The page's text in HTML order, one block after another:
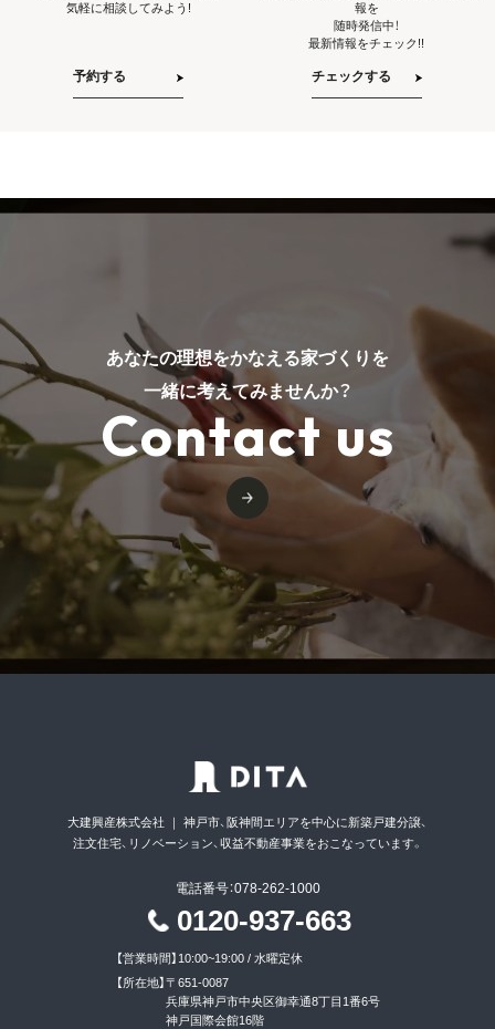
気軽に相談してみよう!
予約する
報を
随時発信中！
最新情報をチェック!!
チェックする
あなたの理想をかなえる家づくりを
一緒に考えてみませんか？
Contact us
大建興産株式会社 ｜ 神戸市、阪神間エリアを中心に新築戸建分譲、
注文住宅、リノベーション、収益不動産事業をおこなっています。
電話番号：078-262-1000
0120-937-663
【営業時間】 10:00~19:00 / 水曜定休
【所在地】 〒651-0087
兵庫県神戸市中央区御幸通8丁目1番6号
神戸国際会館16階